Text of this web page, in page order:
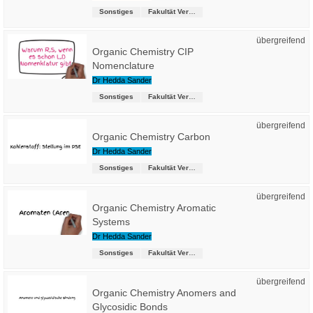
Sonstiges
übergreifend
Organic Chemistry CIP
Nomenclature
Dr Hedda Sander
Sonstiges
übergreifend
Organic Chemistry Carbon
Dr Hedda Sander
Sonstiges
übergreifend
Organic Chemistry Aromatic
Systems
Dr Hedda Sander
Sonstiges
übergreifend
Organic Chemistry Anomers and
Glycosidic Bonds